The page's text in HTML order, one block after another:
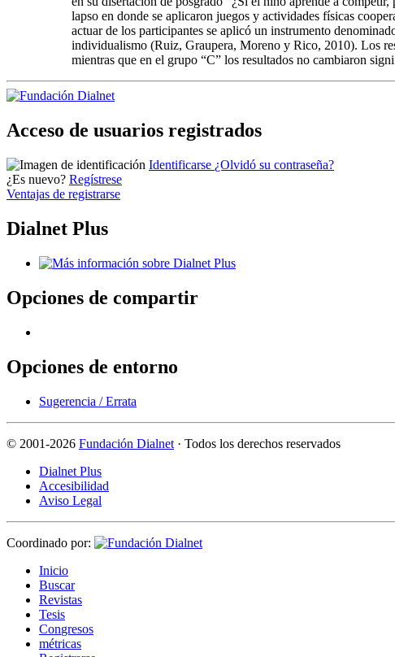
lapso en donde se aplicaron juegos y actividades físicas
actuar de los participantes se aplicó un instrumento
individualismo (Ruiz, Graupera, Moreno y Rico, 2010). Los
mientras que en el grupo “C” los resultados no cambiaron
Acceso de usuarios registrados
Identificarse ¿Olvidó su contraseña?
¿Es nuevo? Regístrese
Ventajas de registrarse
Dialnet Plus
Opciones de compartir
Opciones de entorno
Sugerencia / Errata
© 2001-2026 Fundación Dialnet · Todos los derechos reservados
Dialnet Plus
Accesibilidad
Aviso Legal
Coordinado por:
Inicio
Buscar
Revistas
Tesis
Congresos
métricas